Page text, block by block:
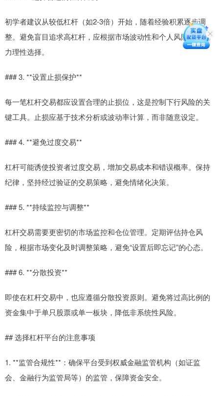
初学者建议从较低杠杆（如2-3倍）开始，随着经验积累逐步调
整。避免盲目追求高杠杆，应根据市场波动性和个人风险承受能
力理性选择。
### 3. **设置止损保护**
每一笔杠杆交易都应设置合理的止损位，这是控制下行风险的关
键工具。止损应基于技术分析或波动率计算，而非随意设定。
### 4. **避免过度交易**
杠杆可能诱使投资者过度交易，增加交易成本和错误概率。保持
纪律，坚持经过验证的交易策略，避免情绪化决策。
### 5. **持续监控与调整**
杠杆交易需要更密切的市场监控和仓位管理。定期评估持仓风
险，根据市场变化及时调整策略，避免“设置后即忘记”的心态。
### 6. **分散投资**
即使在杠杆交易中，也应遵循分散投资原则。避免将过高比例的
资金集中于单只股票或单一板块，降低非系统性风险。
## 选择杠杆平台的注意事项
1. **监管合规性**：确保平台受到权威金融监管机构（如证监
会、金融行为监管局等）的监管，保障资金安全。